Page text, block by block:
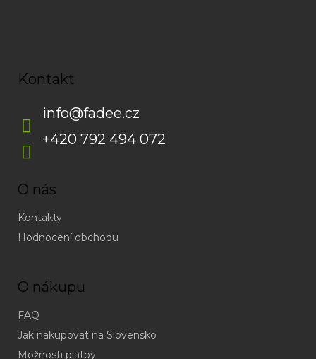
Kontakt
info@fadee.cz
+420 792 494 072
O nás
Kontakty
Hodnocení obchodu
O nákupu
FAQ
Jak nakupovat na Slovensko
Možnosti platby